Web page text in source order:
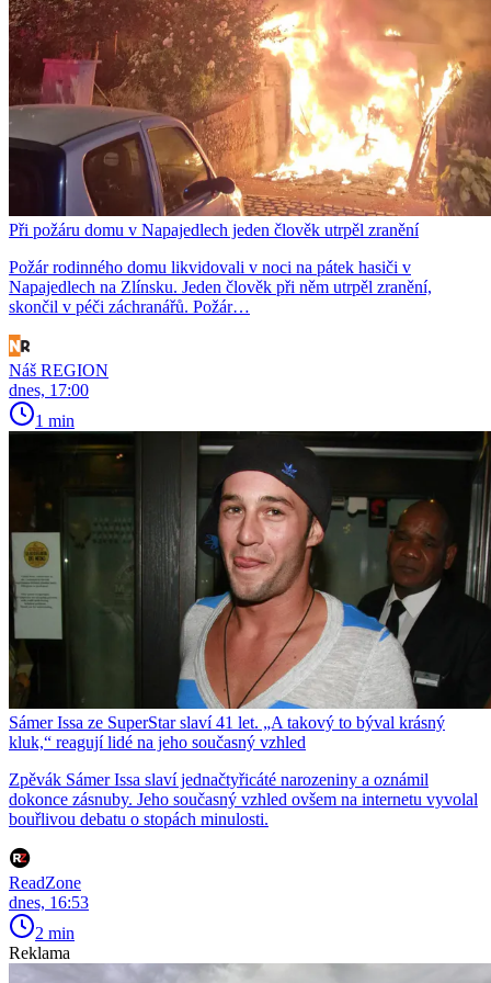
Při požáru domu v Napajedlech jeden člověk utrpěl zranění
Požár rodinného domu likvidovali v noci na pátek hasiči v
Napajedlech na Zlínsku. Jeden člověk při něm utrpěl zranění,
skončil v péči záchranářů. Požár…
Náš REGION
dnes, 17:00
1 min
Sámer Issa ze SuperStar slaví 41 let. „A takový to býval krásný
kluk,“ reagují lidé na jeho současný vzhled
Zpěvák Sámer Issa slaví jednačtyřicáté narozeniny a oznámil
dokonce zásnuby. Jeho současný vzhled ovšem na internetu vyvolal
bouřlivou debatu o stopách minulosti.
ReadZone
dnes, 16:53
2 min
Reklama